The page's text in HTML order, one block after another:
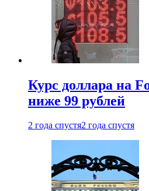
Курс доллара на
ниже 99 рублей
2 года спустя2 года спустя